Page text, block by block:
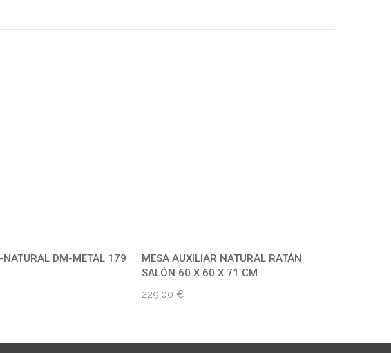
NATURAL DM-METAL 179
MESA AUXILIAR NATURAL RATÁN
SALÓN 60 X 60 X 71 CM
229,00 €